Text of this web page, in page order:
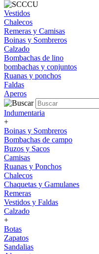
Vestidos
Chalecos
Remeras y Camisas
Boinas y Sombreros
Calzado
Bombachas de lino
bombachas y conjuntos
Ruanas y ponchos
Faldas
Aperos
Indumentaria
+
Boinas y Sombreros
Bombachas de campo
Buzos y Sacos
Camisas
Ruanas y Ponchos
Chalecos
Chaquetas y Gamulanes
Remeras
Vestidos y Faldas
Calzado
+
Botas
Zapatos
Sandalias